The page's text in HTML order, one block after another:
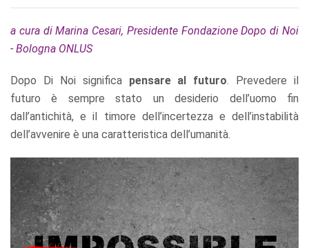
a cura di Marina Cesari, Presidente Fondazione Dopo di Noi
- Bologna ONLUS
Dopo Di Noi significa pensare al futuro. Prevedere il
futuro è sempre stato un desiderio dell’uomo fin
dall’antichità, e il timore dell’incertezza e dell’instabilità
dell’avvenire è una caratteristica dell’umanità.